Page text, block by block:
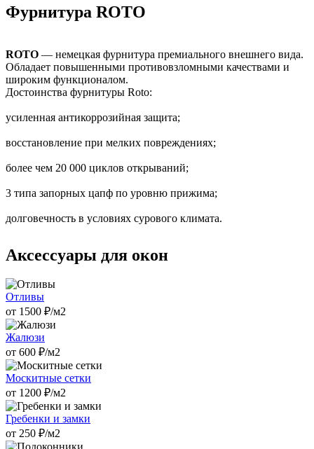
Фурнитура ROTO
ROTO — немецкая фурнитура премиального внешнего вида.
Обладает повышенными противовзломными качествами и
широким функционалом.
Достоинства фурнитуры Roto:
усиленная антикоррозийная защита;
восстановление при мелких повреждениях;
более чем 20 000 циклов открываний;
3 типа запорных цапф по уровню прижима;
долговечность в условиях сурового климата.
Аксессуары для окон
Отливы
от 1500 ₽/м2
Жалюзи
от 600 ₽/м2
Москитные сетки
от 1200 ₽/м2
Гребенки и замки
от 250 ₽/м2